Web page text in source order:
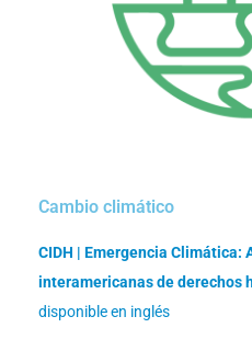
Cambio climático
CIDH | Emergencia Climática:
interamericanas de derechos
disponible en inglés